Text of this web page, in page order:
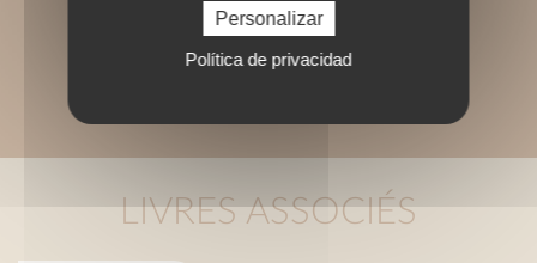
LIVRES ASSOCIÉS
Personalizar
Política de privacidad